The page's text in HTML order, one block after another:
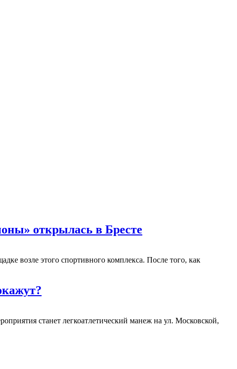
открылась в Бресте
возле этого спортивного комплекса. После того, как
станет легкоатлетический манеж на ул. Московской,